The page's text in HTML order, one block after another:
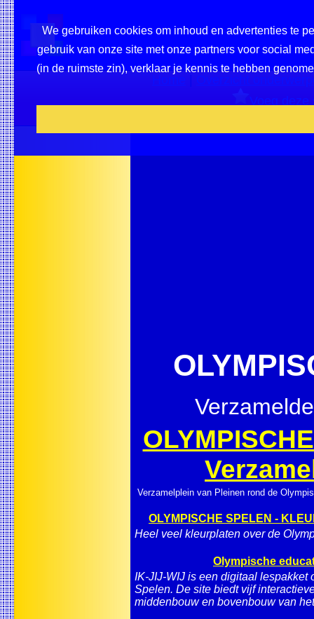
We gebruiken cookies om inhoud en advertenties te
gebruik van onze site met onze partners voor social
(in de ruimste zin), verklaar je kennis te hebben
Verzamelplein van Pleinen rond de
OLYMPISCHE SPELEN -
Heel veel kleurplaten over de
Olympische
IK-JIJ-WIJ is een digitaal lespakket
Spelen. De site biedt vijf
middenbouw en bovenbouw van